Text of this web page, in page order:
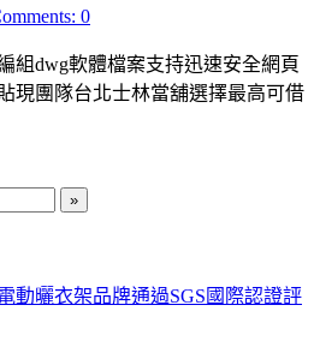
0
組dwg軟體檔案支持迅速安全網頁
現團隊台北士林當舖選擇最高可借
動曬衣架品牌通過SGS國際認證評